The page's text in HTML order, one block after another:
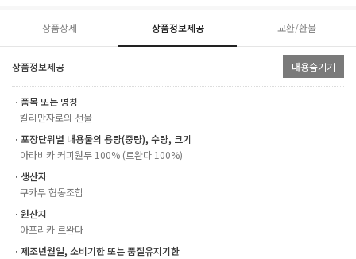
상품상세 상품정보제공 교환/환불
상품정보제공 내용숨기기
ㆍ품목 또는 명칭
킬리만자로의 선물
ㆍ포장단위별 내용물의 용량(중량), 수량, 크기
아라비카 커피원두 100% (르완다 100%)
ㆍ생산자
쿠카무 협동조합
ㆍ원산지
아프리카 르완다
ㆍ제조년월일, 소비기한 또는 품질유지기한